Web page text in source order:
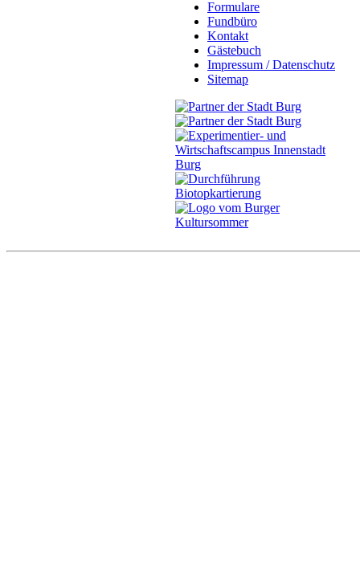
Formulare
Fundbüro
Kontakt
Gästebuch
Impressum / Datenschutz
Sitemap